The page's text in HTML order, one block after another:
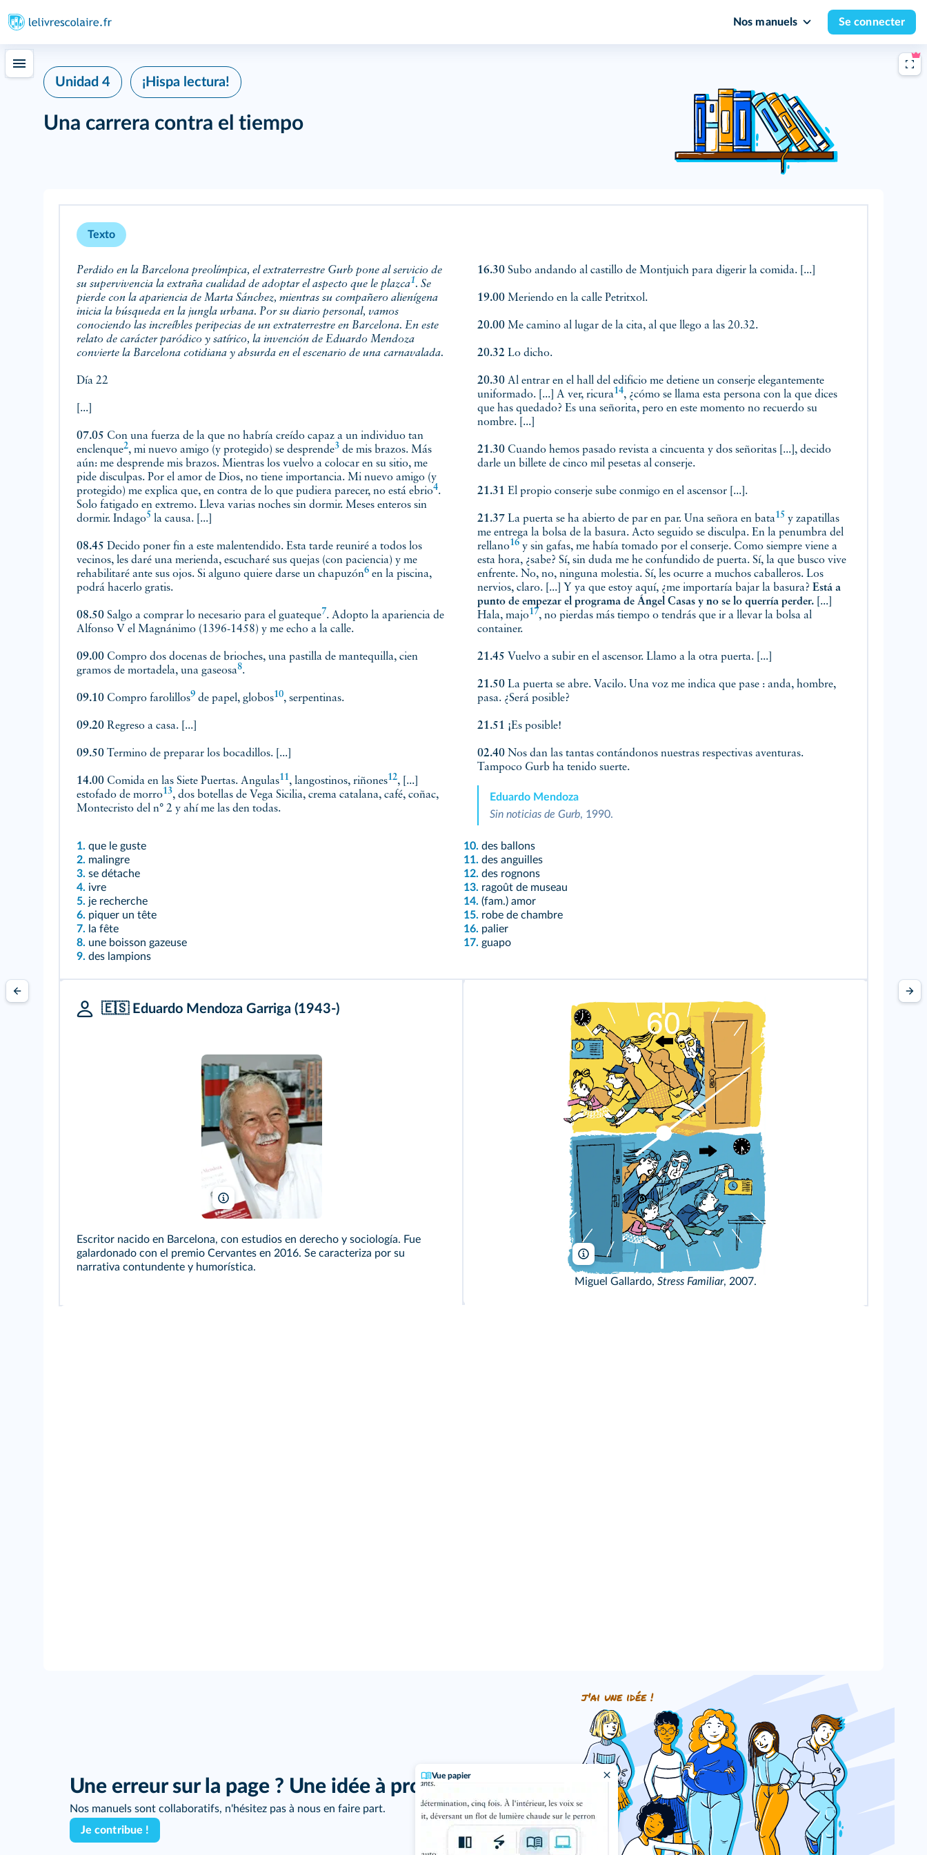
Nos manuels Se connecter
Vue papier
Unidad 4 ¡Hispa lectura!
Una carrera contra el tiempo
Texto
Perdido en la Barcelona preolímpica, el extraterrestre Gurb pone al servicio de
su supervivencia la extraña cualidad de adoptar el aspecto que le plazca1. Se
pierde con la apariencia de Marta Sánchez, mientras su compañero alienígena
inicia la búsqueda en la jungla urbana. Por su diario personal, vamos
conociendo las increíbles peripecias de un extraterrestre en Barcelona. En este
relato de carácter paródico y satírico, la invención de Eduardo Mendoza
convierte la Barcelona cotidiana y absurda en el escenario de una carnavalada.
Día 22
[...]
07.05 Con una fuerza de la que no habría creído capaz a un individuo tan
enclenque2, mi nuevo amigo (y protegido) se desprende3 de mis brazos. Más
aún: me desprende mis brazos. Mientras los vuelvo a colocar en su sitio, me
pide disculpas. Por el amor de Dios, no tiene importancia. Mi nuevo amigo (y
protegido) me explica que, en contra de lo que pudiera parecer, no está ebrio4.
Solo fatigado en extremo. Lleva varias noches sin dormir. Meses enteros sin
dormir. Indago5 la causa. [...]
08.45 Decido poner fin a este malentendido. Esta tarde reuniré a todos los
vecinos, les daré una merienda, escucharé sus quejas (con paciencia) y me
rehabilitaré ante sus ojos. Si alguno quiere darse un chapuzón6 en la piscina,
podrá hacerlo gratis.
08.50 Salgo a comprar lo necesario para el guateque7. Adopto la apariencia de
Alfonso V el Magnánimo (1396-1458) y me echo a la calle.
09.00 Compro dos docenas de brioches, una pastilla de mantequilla, cien
gramos de mortadela, una gaseosa8.
09.10 Compro farolillos9 de papel, globos10, serpentinas.
09.20 Regreso a casa. [...]
09.50 Termino de preparar los bocadillos. [...]
14.00 Comida en las Siete Puertas. Angulas11, langostinos, riñones12, [...]
estofado de morro13, dos botellas de Vega Sicilia, crema catalana, café, coñac,
Montecristo del n° 2 y ahí me las den todas.
16.30 Subo andando al castillo de Montjuich para digerir la comida. [...]
19.00 Meriendo en la calle Petritxol.
20.00 Me camino al lugar de la cita, al que llego a las 20.32.
20.32 Lo dicho.
20.30 Al entrar en el hall del edificio me detiene un conserje elegantemente
uniformado. [...] A ver, ricura14, ¿cómo se llama esta persona con la que dices
que has quedado? Es una señorita, pero en este momento no recuerdo su
nombre. [...]
21.30 Cuando hemos pasado revista a cincuenta y dos señoritas [...], decido
darle un billete de cinco mil pesetas al conserje.
21.31 El propio conserje sube conmigo en el ascensor [...].
21.37 La puerta se ha abierto de par en par. Una señora en bata15 y zapatillas
me entrega la bolsa de la basura. Acto seguido se disculpa. En la penumbra del
rellano16 y sin gafas, me había tomado por el conserje. Como siempre viene a
esta hora, ¿sabe? Sí, sin duda me he confundido de puerta. Sí, la que busco vive
enfrente. No, no, ninguna molestia. Sí, les ocurre a muchos caballeros. Los
nervios, claro. [...] Y ya que estoy aquí, ¿me importaría bajar la basura? Está a
punto de empezar el programa de Ángel Casas y no se lo querría perder. [...]
Hala, majo17, no pierdas más tiempo o tendrás que ir a llevar la bolsa al
container.
21.45 Vuelvo a subir en el ascensor. Llamo a la otra puerta. [...]
21.50 La puerta se abre. Vacilo. Una voz me indica que pase : anda, hombre,
pasa. ¿Será posible?
21.51 ¡Es posible!
02.40 Nos dan las tantas contándonos nuestras respectivas aventuras.
Tampoco Gurb ha tenido suerte.
Eduardo Mendoza
Sin noticias de Gurb, 1990.
1. que le guste
2. malingre
3. se détache
4. ivre
5. je recherche
6. piquer un tête
7. la fête
8. une boisson gazeuse
9. des lampions
10. des ballons
11. des anguilles
12. des rognons
13. ragoût de museau
14. (fam.) amor
15. robe de chambre
16. palier
17. guapo
🇪🇸 Eduardo Mendoza Garriga (1943-)
Mr. Tickle/Wikimedia
Escritor nacido en Barcelona, con estudios en derecho y sociología. Fue
galardonado con el premio Cervantes en 2016. Se caracteriza por su
narrativa contundente y humorística.
Miguel Callardo
Miguel Gallardo, Stress Familiar, 2007.
Une erreur sur la page ? Une idée à proposer ?
Nos manuels sont collaboratifs, n'hésitez pas à nous en faire part.
Je contribue !
j'ai une idée !